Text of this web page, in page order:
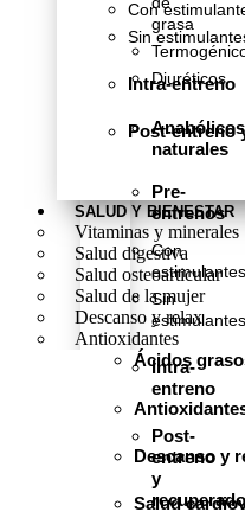
grasa
Diuréticos
Anabólicos
naturales
Pre-
entrenos
Con
estimulantes
Sin
estimulantes
Intra-
entreno
Post-
entreno
y
Con
Sin
Intra-entreno
Post-entreno
SALUD Y BIENESTAR
Vitaminas y minerales
Salud digestiva
Salud osteoarticular
Salud de la mujer
Descanso y relax
Antioxidantes
Ácidos
Descanso y
Salud